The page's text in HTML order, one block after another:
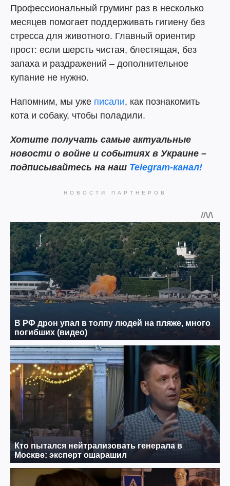
Профессиональный груминг раз в несколько
месяцев помогает поддерживать гигиену без
стресса для животного. Главный ориентир
прост: если шерсть чистая, блестящая, без
запаха и раздражений – дополнительное
купание не нужно.
Напомним, мы уже писали, как познакомить
кота и собаку, чтобы поладили.
Хотите получать самые актуальные
новости о войне и событиях в Украине –
подписывайтесь на наш Telegram-канал!